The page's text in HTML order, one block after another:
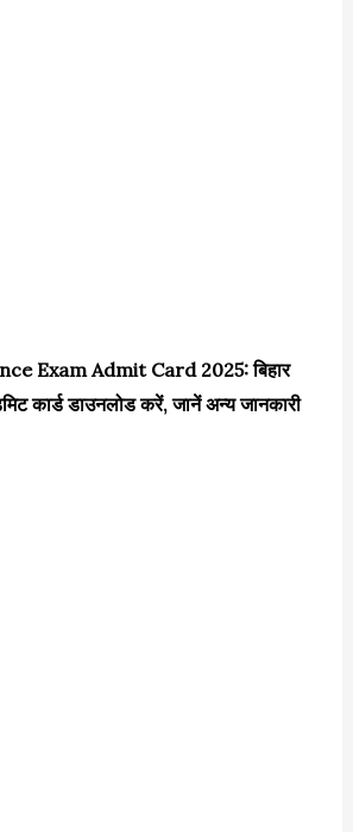
Exam Admit Card 2025: बिहार
कार्ड डाउनलोड करें, जानें अन्य जानकारी